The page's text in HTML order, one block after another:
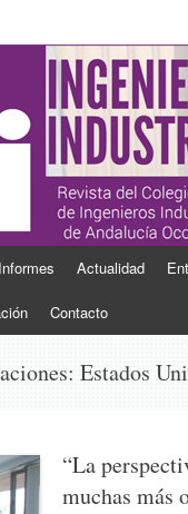
Industriales de
Informes Actualidad
Contacto
Estados
“La
muchas más